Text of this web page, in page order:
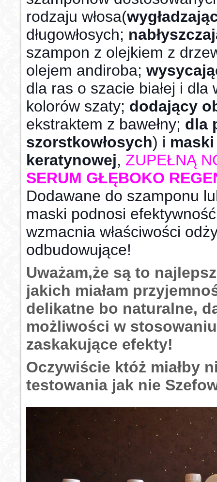
rodzaju włosa(
długowłosych;
szampon z olejkiem z
olejem andiroba;
dla ras o szacie białej i dla
kolorów szaty; dodający
ekstraktem z bawełny; dla
szorstkowłosych) i
keratynowej, ZUPEŁNĄ
SERUM GŁĘBOKO
Dodawane do szamponu
maski podnosi
wzmacnia właściwości
odbudowujące!
Uważam,że są to
jakich miałam
delikatne bo naturalne,
możliwości w
zaskakujące efekty!
Oczywiście któż miałby
testowania jak nie